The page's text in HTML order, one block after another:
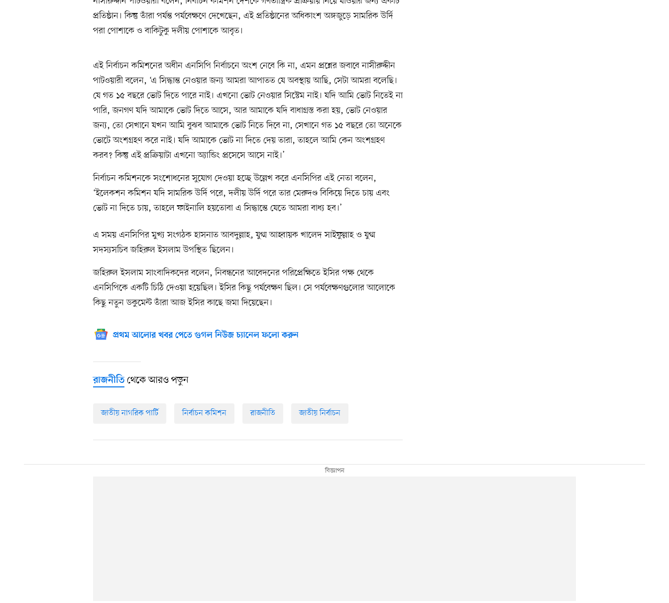
প্রতিষ্ঠান। কিন্তু তাঁরা পর্যন্ত পর্যবেক্ষণে দেখেছেন, এই প্রতিষ্ঠানের অধিকাংশ অঙ্গজুড়ে সামরিক উর্দি
পরা পোশাকে ও বাকিটুকু দলীয় পোশাকে আবৃত।
এই নির্বাচন কমিশনের অধীন এনসিপি নির্বাচনে অংশ নেবে কি না, এমন প্রশ্নের জবাবে নাসীরুদ্দীন
পাটওয়ারী বলেন, ‘এ সিদ্ধান্ত নেওয়ার জন্য আমরা আপাতত যে অবস্থায় আছি, সেটা আমরা বলেছি।
যে গত ১৫ বছরে ভোট দিতে পারে নাই। এখনো ভোট নেওয়ার সিস্টেম নাই। যদি আমি ভোট নিতেই না
পারি, জনগণ যদি আমাকে ভোট দিতে আসে, আর আমাকে যদি বাধাগ্রস্ত করা হয়, ভোট নেওয়ার
জন্য, তো সেখানে যখন আমি বুঝব আমাকে ভোট নিতে দিবে না, সেখানে গত ১৫ বছরে তো অনেকে
ভোটে অংশগ্রহণ করে নাই। যদি আমাকে ভোট না দিতে দেয় তারা, তাহলে আমি কেন অংশগ্রহণ
করব? কিন্তু এই প্রক্রিয়াটা এখনো অ্যান্ডিং প্রসেসে আসে নাই।’
নির্বাচন কমিশনকে সংশোধনের সুযোগ দেওয়া হচ্ছে উল্লেখ করে এনসিপির এই নেতা বলেন,
‘ইলেকশন কমিশন যদি সামরিক উর্দি পরে, দলীয় উর্দি পরে তার মেরুদণ্ড বিকিয়ে দিতে চায় এবং
ভোট না দিতে চায়, তাহলে ফাইনালি হয়তোবা এ সিদ্ধান্তে যেতে আমরা বাধ্য হব।’
এ সময় এনসিপির মুখ্য সংগঠক হাসনাত আবদুল্লাহ, যুগ্ম আহ্বায়ক খালেদ সাইফুল্লাহ ও যুগ্ম
সদস্যসচিব জহিরুল ইসলাম উপস্থিত ছিলেন।
জহিরুল ইসলাম সাংবাদিকদের বলেন, নিবন্ধনের আবেদনের পরিপ্রেক্ষিতে ইসির পক্ষ থেকে
এনসিপিকে একটি চিঠি দেওয়া হয়েছিল। ইসির কিছু পর্যবেক্ষণ ছিল। সে পর্যবেক্ষণগুলোর আলোকে
কিছু নতুন ডকুমেন্ট তাঁরা আজ ইসির কাছে জমা দিয়েছেন।
প্রথম আলোর খবর পেতে গুগল নিউজ চ্যানেল ফলো করুন
রাজনীতি থেকে আরও পড়ুন
জাতীয় নাগরিক পার্টি নির্বাচন কমিশন রাজনীতি জাতীয় নির্বাচন